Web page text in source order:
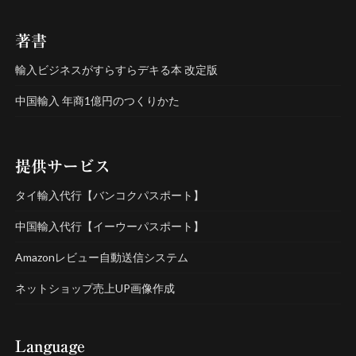
著書
輸入ビジネスがすらすらデキる本 改定版
中国輸入 年商1億円のつくりかた
提供サービス
タイ輸入代行【バンコクパスポート】
中国輸入代行【イーウーパスポート】
Amazonレビュー自動送信システム
ネットショップ売上UP画像作成
Language